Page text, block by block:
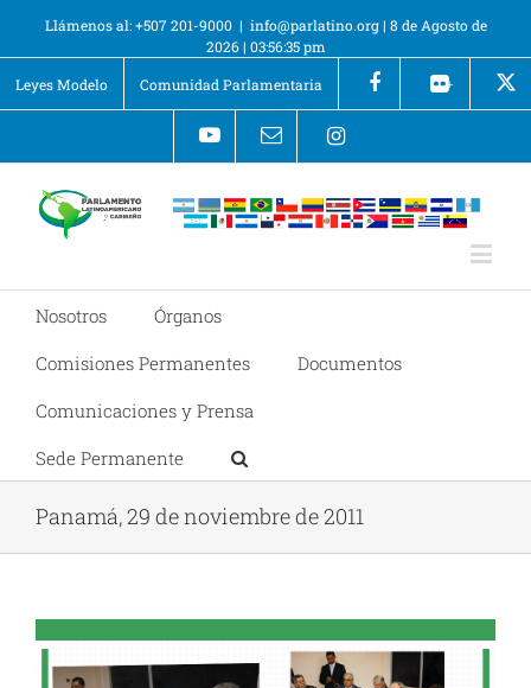
Llámenos al: +507 201-9000 | info@parlatino.org| 8 de Agosto de
2026 | 03:56:35 pm
Leyes Modelo
Comunidad Parlamentaria +
Nosotros
Órganos
Comisiones Permanentes
Documentos
Comunicaciones y Prensa
Sede Permanente
Panamá, 29 de noviembre de 2011